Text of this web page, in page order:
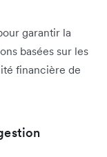
garantir la
basées sur les
financière de